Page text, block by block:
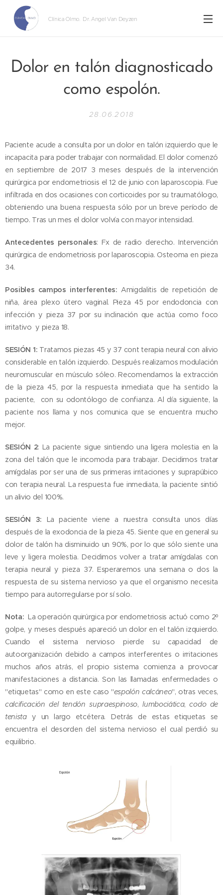
Clínica Olmo. Dr. Angel Van Deyzen
Dolor en talón diagnosticado
como espolón.
28.06.2018
Paciente acude a consulta por un dolor en talón izquierdo que le
incapacita para poder trabajar con normalidad. El dolor comenzó
en septiembre de 2017 3 meses después de la intervención
quirúrgica por endometriosis el 12 de junio con laparoscopia. Fue
infiltrada en dos ocasiones con corticoides por su traumatólogo,
obteniendo una buena respuesta sólo por un breve período de
tiempo. Tras un mes el dolor volvía con mayor intensidad.
Antecedentes personales: Fx de radio derecho. Intervención
quirúrgica de endometriosis por laparoscopia. Osteoma en pieza
34.
Posibles campos interferentes: Amigdalitis de repetición de
niña, área plexo útero vaginal. Pieza 45 por endodoncia con
infección y pieza 37 por su inclinación que actúa como foco
irritativo y pieza 18.
SESIÓN 1: Tratamos piezas 45 y 37 cont terapia neural con alivio
considerable en talón izquierdo. Después realizamos modulación
neuromuscular en músculo sóleo. Recomendamos la extracción
de la pieza 45, por la respuesta inmediata que ha sentido la
paciente, con su odontólogo de confianza. Al día siguiente, la
paciente nos llama y nos comunica que se encuentra mucho
mejor.
SESIÓN 2: La paciente sigue sintiendo una ligera molestia en la
zona del talón que le incomoda para trabajar. Decidimos tratar
amígdalas por ser una de sus primeras irritaciones y suprapúbico
con terapia neural. La respuesta fue inmediata, la paciente sintió
un alivio del 100%.
SESIÓN 3: La paciente viene a nuestra consulta unos días
después de la exodoncia de la pieza 45. Siente que en general su
dolor de talón ha disminuido un 90%, por lo que sólo siente una
leve y ligera molestia. Decidimos volver a tratar amígdalas con
terapia neural y pieza 37. Esperaremos una semana o dos la
respuesta de su sistema nervioso ya que el organismo necesita
tiempo para autorregularse por sí solo.
Nota: La operación quirúrgica por endometriosis actuó como 2º
golpe, y meses después apareció un dolor en el talón izquierdo.
Cuando el sistema nervioso pierde su capacidad de
autoorganización debido a campos interferentes o irritaciones
muchos años atrás, el propio sistema comienza a provocar
manifestaciones a distancia. Son las llamadas enfermedades o
"etiquetas" como en este caso "espolón calcáneo", otras veces,
calcificación del tendón supraespinoso,lumbociática,codo de
tenistay un largo etcétera. Detrás de estas etiquetas se
encuentra el desorden del sistema nervioso el cual perdió su
equilibrio.